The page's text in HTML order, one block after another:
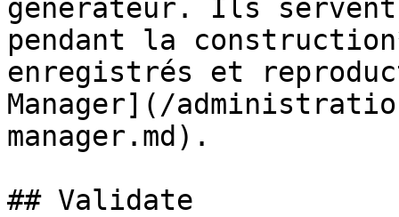
générateur. Ils
pendant la
enregistrés et
Manager](/
manager.md).
## Validate